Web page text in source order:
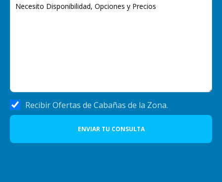
Recibir Ofertas de Cabañas de la Zona.
ENVIAR TU CONSULTA